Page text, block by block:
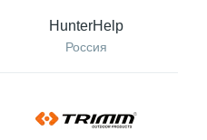
HunterHelp
Россия